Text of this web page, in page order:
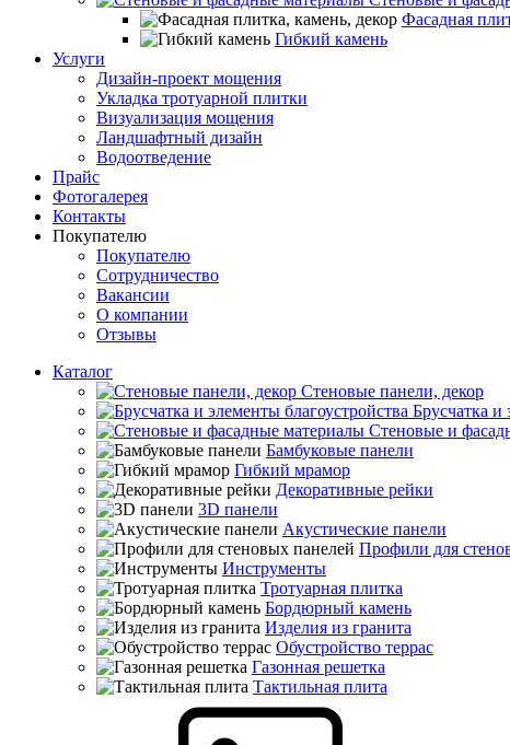
Фасадная
Гибкий камень
Услуги
Дизайн-проект мощения
Укладка тротуарной плитки
Визуализация мощения
Ландшафтный дизайн
Водоотведение
Прайс
Фотогалерея
Контакты
Покупателю
Покупателю
Сотрудничество
Вакансии
О компании
Отзывы
Каталог
Стеновые панели, декор
Брусчатка и
Стеновые и
Бамбуковые панели
Гибкий мрамор
Декоративные рейки
3D панели
Акустические панели
Профили для
Инструменты
Тротуарная плитка
Бордюрный камень
Изделия из гранита
Обустройство террас
Газонная решетка
Тактильная плита